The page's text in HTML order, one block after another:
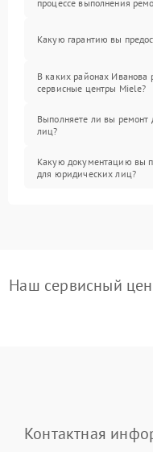
процессе выполнения
Какую гарантию вы
В каких районах Иванова
сервисные центры Miele?
Выполняете ли вы ремонт
лиц?
Какую документацию вы
для юридических лиц?
Наш сервисный
Контактная